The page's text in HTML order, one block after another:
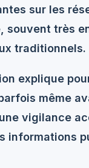
sur les
souvent très
traditionnels.
explique
même
vigilance
informations